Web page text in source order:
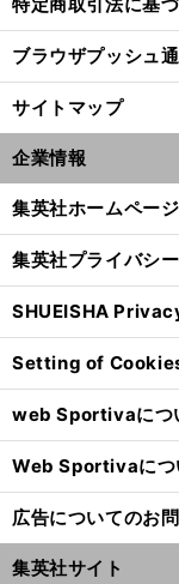
ブラウザプッシュ
サイトマップ
企業情報
集英社ホームページ
集英社プライバシ
SHUEISHA
Setting of
web Sportivaにつ
Web Sportivaにつ
広告についてのお
集英社サイト